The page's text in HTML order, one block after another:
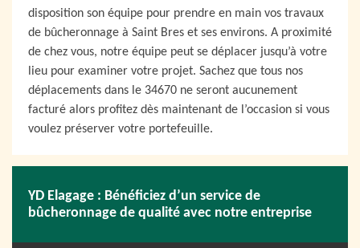
disposition son équipe pour prendre en main vos travaux
de bûcheronnage à Saint Bres et ses environs. A proximité
de chez vous, notre équipe peut se déplacer jusqu’à votre
lieu pour examiner votre projet. Sachez que tous nos
déplacements dans le 34670 ne seront aucunement
facturé alors profitez dès maintenant de l’occasion si vous
voulez préserver votre portefeuille.
YD Elagage : Bénéficiez d’un service de
bûcheronnage de qualité avec notre entreprise